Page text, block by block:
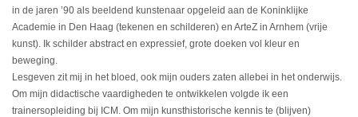
in de jaren ’90 als beeldend kunstenaar opgeleid aan de Koninklijke
Academie in Den Haag (tekenen en schilderen) en ArteZ in Arnhem (vrije
kunst). Ik schilder abstract en expressief, grote doeken vol kleur en
beweging.
Lesgeven zit mij in het bloed, ook mijn ouders zaten allebei in het onderwijs.
Om mijn didactische vaardigheden te ontwikkelen volgde ik een
trainersopleiding bij ICM. Om mijn kunsthistorische kennis te (blijven)